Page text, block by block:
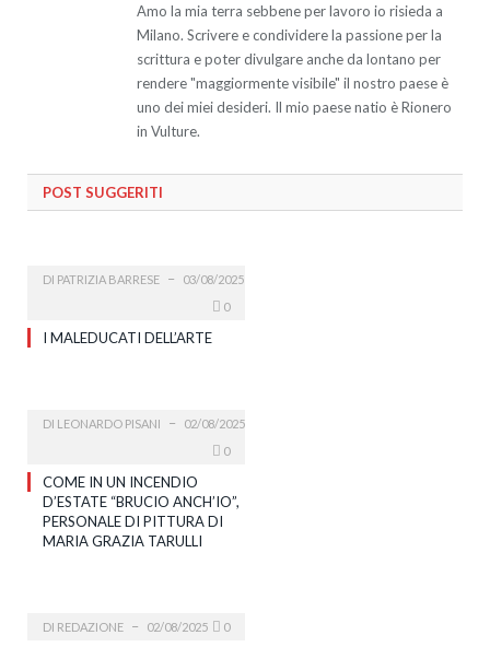
Amo la mia terra sebbene per lavoro io risieda a
Milano. Scrivere e condividere la passione per la
scrittura e poter divulgare anche da lontano per
rendere "maggiormente visibile" il nostro paese è
uno dei miei desideri. Il mio paese natio è Rionero
in Vulture.
POST SUGGERITI
DI PATRIZIA BARRESE
03/08/2025
0
I MALEDUCATI DELL’ARTE
DI LEONARDO PISANI
02/08/2025
0
COME IN UN INCENDIO
D’ESTATE “BRUCIO ANCH’IO”,
PERSONALE DI PITTURA DI
MARIA GRAZIA TARULLI
DI REDAZIONE 02/08/2025 0